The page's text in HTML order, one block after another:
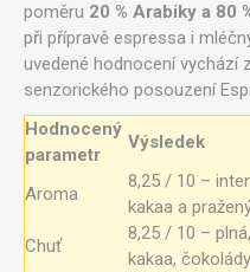
poměru 20 % Arabiky a 80
při přípravě espressa i
uvedené hodnocení vychází
senzorického posouzení
Hodnocený
parametr
Výsledek
Aroma
8,25 / 10 –
kakaa a
Chuť
8,25 / 10 –
kakaa,